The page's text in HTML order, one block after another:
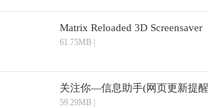
Matrix Reloaded 3D Screensaver
61.75MB |
关注你—信息助手(网页更新提
59.29MB |